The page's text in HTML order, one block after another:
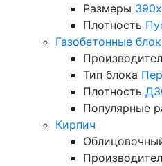
Размеры
Плотность
Газобетонные
Тип блока
Плотность
Популярные
Кирпич